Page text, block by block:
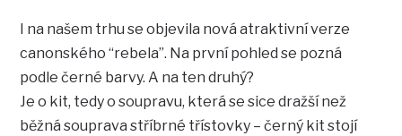
I na našem trhu se objevila nová atraktivní verze
canonského “rebela”. Na první pohled se pozná
podle černé barvy. A na ten druhý?
Je o kit, tedy o soupravu, která se sice dražší než
běžná souprava stříbrné třístovky – černý kit stojí